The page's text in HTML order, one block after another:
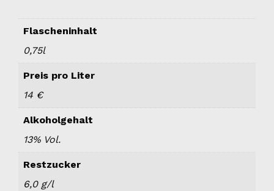
Flascheninhalt
0,75l
Preis pro Liter
14 €
Alkoholgehalt
13% Vol.
Restzucker
6,0 g/l